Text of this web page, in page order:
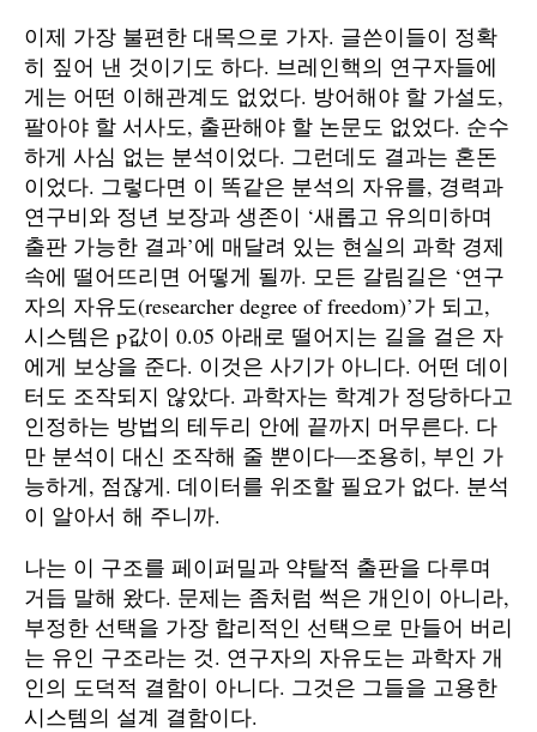
이제 가장 불편한 대목으로 가자. 글쓴이들이 정확
히 짚어 낸 것이기도 하다. 브레인핵의 연구자들에
게는 어떤 이해관계도 없었다. 방어해야 할 가설도,
팔아야 할 서사도, 출판해야 할 논문도 없었다. 순수
하게 사심 없는 분석이었다. 그런데도 결과는 혼돈
이었다. 그렇다면 이 똑같은 분석의 자유를, 경력과
연구비와 정년 보장과 생존이 ‘새롭고 유의미하며
출판 가능한 결과’에 매달려 있는 현실의 과학 경제
속에 떨어뜨리면 어떻게 될까. 모든 갈림길은 ‘연구
자의 자유도(researcher degree of freedom)’가 되고,
시스템은 p값이 0.05 아래로 떨어지는 길을 걸은 자
에게 보상을 준다. 이것은 사기가 아니다. 어떤 데이
터도 조작되지 않았다. 과학자는 학계가 정당하다고
인정하는 방법의 테두리 안에 끝까지 머무른다. 다
만 분석이 대신 조작해 줄 뿐이다—조용히, 부인 가
능하게, 점잖게. 데이터를 위조할 필요가 없다. 분석
이 알아서 해 주니까.
나는 이 구조를 페이퍼밀과 약탈적 출판을 다루며
거듭 말해 왔다. 문제는 좀처럼 썩은 개인이 아니라,
부정한 선택을 가장 합리적인 선택으로 만들어 버리
는 유인 구조라는 것. 연구자의 자유도는 과학자 개
인의 도덕적 결함이 아니다. 그것은 그들을 고용한
시스템의 설계 결함이다.